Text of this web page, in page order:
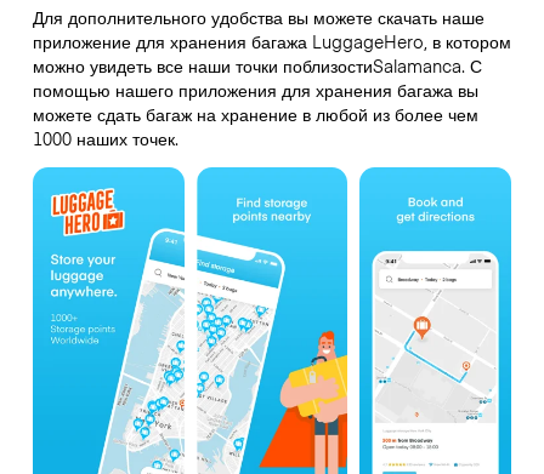
Для дополнительного удобства вы можете скачать наше
приложение для хранения багажа LuggageHero, в котором
можно увидеть все наши точки поблизостиSalamanca. С
помощью нашего приложения для хранения багажа вы
можете сдать багаж на хранение в любой из более чем
1000 наших точек.